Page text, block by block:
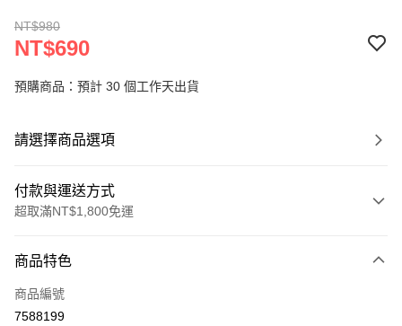
NT$980
NT$690
預購商品：預計 30 個工作天出貨
請選擇商品選項
付款與運送方式
超取滿NT$1,800免運
信用卡一次付款
超商取貨付款
商品特色
商品編號
7588199